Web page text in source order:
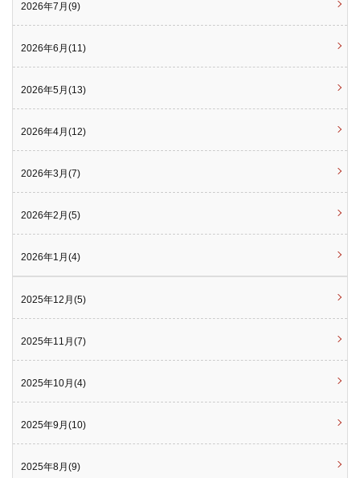
2026年7月(9)
2026年6月(11)
2026年5月(13)
2026年4月(12)
2026年3月(7)
2026年2月(5)
2026年1月(4)
2025年12月(5)
2025年11月(7)
2025年10月(4)
2025年9月(10)
2025年8月(9)